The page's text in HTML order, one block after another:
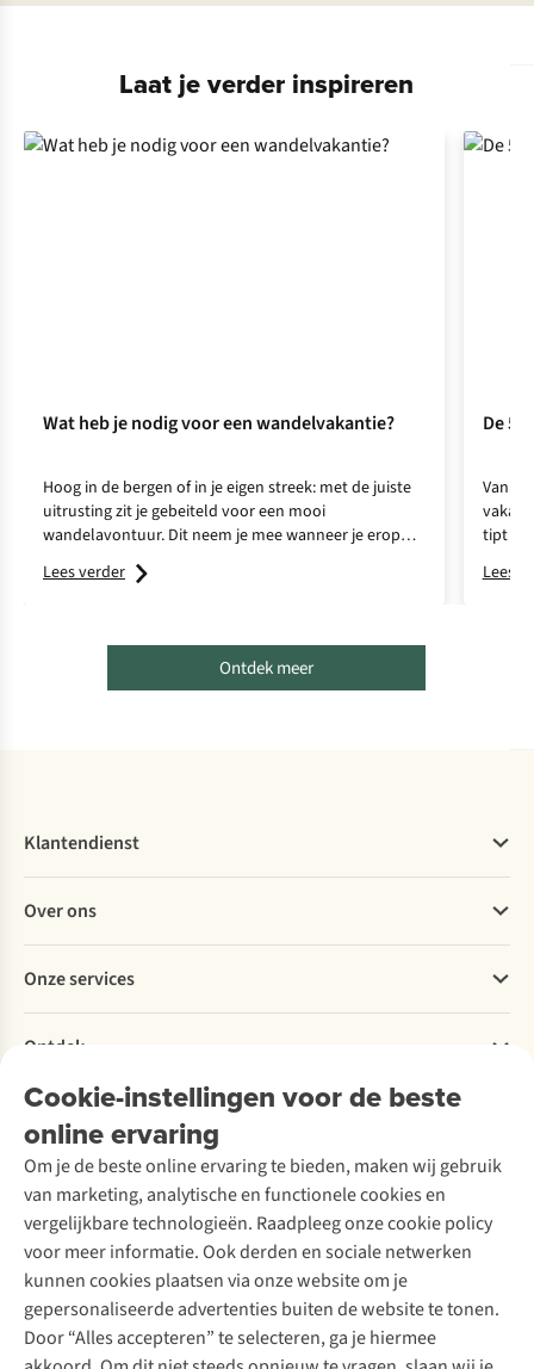
Laat je verder inspireren
Wat heb je nodig voor een wandelvakantie?
Hoog in de bergen of in je eigen streek: met de juiste
uitrusting zit je gebeiteld voor een mooi
wandelavontuur. Dit neem je mee wanneer je eropuit
trekt.
Lees verder
De 5
Van
tipt 10
Lees
Ontdek meer
Cookie-instellingen voor de beste
online ervaring
Om je de beste online ervaring te bieden, maken wij gebruik
van marketing, analytische en functionele cookies en
vergelijkbare technologieën. Raadpleeg onze cookie policy
voor meer informatie. Ook derden en sociale netwerken
kunnen cookies plaatsen via onze website om je
gepersonaliseerde advertenties buiten de website te tonen.
Door “Alles accepteren” te selecteren, ga je hiermee
Klantendienst
Bestellen
Betalen
Levering
Retourneren
Bestelling herroepen
Garantie
Contact
Over ons
Explore More
Verantwoord ondernemen
Over Ayacucho
Onze winkels
Over A.S.Adventure
Toegankelijkheidsverklaring
Onze services
Ski-onderhoud
Wasservice
Schoenonderhoud
Schoenherstelling
Kledingherstelling
Retouches
Voor bedrijven
Ontdek
A.S.Magazine
Podcast
Explore Academy
Explore Camp
Gear Check
Inspiratie & advies
Meld je aan voor de nieuwsbrief
Follow us